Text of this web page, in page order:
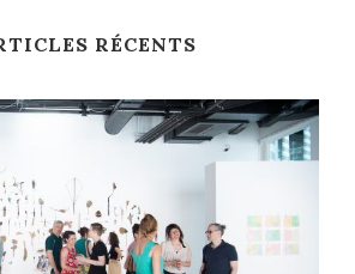
RÉCENTS